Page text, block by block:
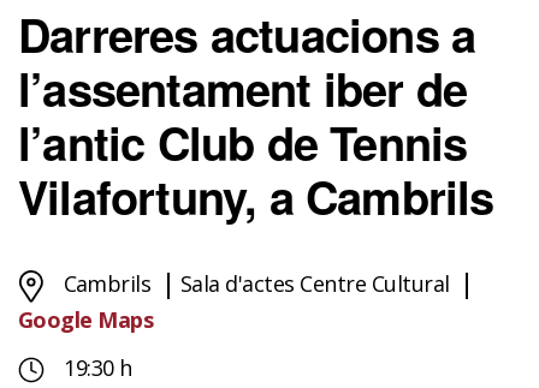
Darreres actuacions a
l’assentament iber de
l’antic Club de Tennis
Vilafortuny, a Cambrils
Cambrils
Sala d'actes Centre Cultural
Google Maps
19:30 h